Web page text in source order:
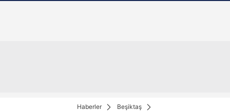
Haberler
Beşiktaş